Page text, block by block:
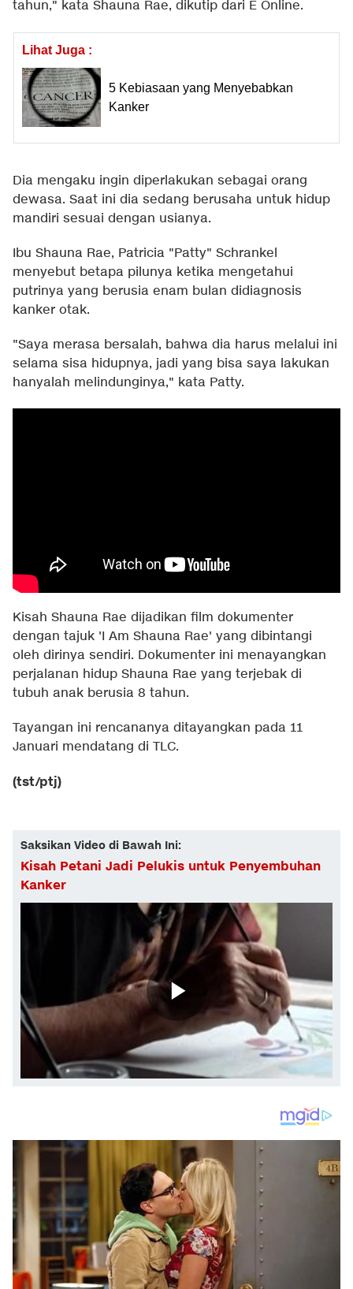
tahun," kata Shauna Rae, dikutip dari E Online.
Lihat Juga :
5 Kebiasaan yang Menyebabkan
Kanker
Dia mengaku ingin diperlakukan sebagai orang
dewasa. Saat ini dia sedang berusaha untuk hidup
mandiri sesuai dengan usianya.
Ibu Shauna Rae, Patricia "Patty" Schrankel
menyebut betapa pilunya ketika mengetahui
putrinya yang berusia enam bulan didiagnosis
kanker otak.
"Saya merasa bersalah, bahwa dia harus melalui ini
selama sisa hidupnya, jadi yang bisa saya lakukan
hanyalah melindunginya," kata Patty.
Kisah Shauna Rae dijadikan film dokumenter
dengan tajuk 'I Am Shauna Rae' yang dibintangi
oleh dirinya sendiri. Dokumenter ini menayangkan
perjalanan hidup Shauna Rae yang terjebak di
tubuh anak berusia 8 tahun.
Tayangan ini rencananya ditayangkan pada 11
Januari mendatang di TLC.
(tst/ptj)
Saksikan Video di Bawah Ini:
Kisah Petani Jadi Pelukis untuk Penyembuhan
Kanker